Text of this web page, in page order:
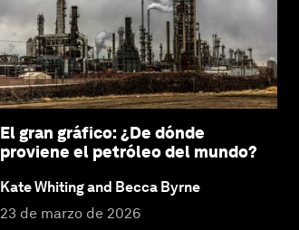
El gran gráfico: ¿De dónde
proviene el petróleo del mundo?
Kate Whiting and Becca Byrne
23 de marzo de 2026